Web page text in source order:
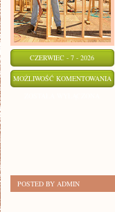
CZERWIEC - 7 - 2026
MOŻLIWOŚĆ KOMENTOWANIA
POSTED BY ADMIN